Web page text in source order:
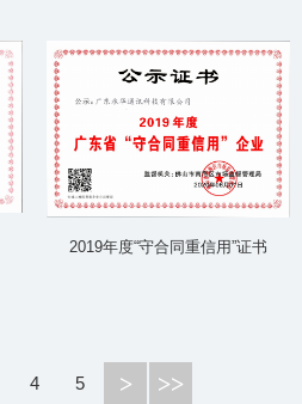
2019年度“守合同重信用”证书
4 5 > >>